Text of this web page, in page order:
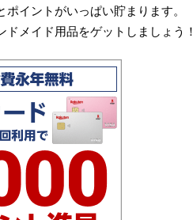
イントがいっぱい貯まります。
メイド用品をゲットしましょう！